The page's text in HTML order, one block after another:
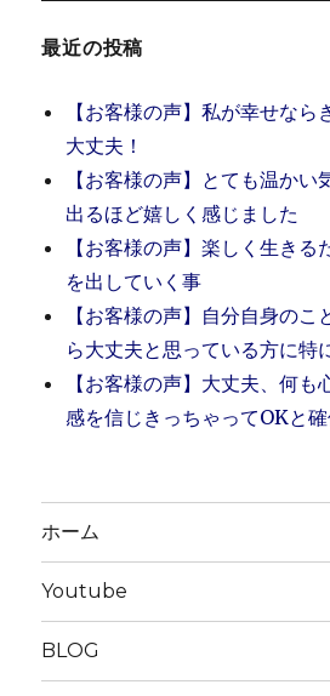
最近の投稿
【お客様の声】私が幸せなら
大丈夫！
【お客様の声】とても温か
出るほど嬉しく感じました
【お客様の声】楽しく生きる
を出していく事
【お客様の声】自分自身の
ら大丈夫と思っている方に特
【お客様の声】大丈夫、何も
感を信じきっちゃってOKと
ホーム
Youtube
BLOG